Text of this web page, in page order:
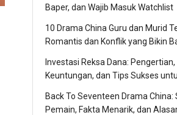
Baper, dan Wajib Masuk Watchlist
10 Drama China Guru dan Murid
Romantis dan Konflik yang Bikin
Investasi Reksa Dana:
Keuntungan, dan Tips Sukses
Back To Seventeen Drama
Pemain, Fakta Menarik, dan